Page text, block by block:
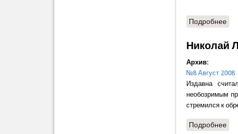
Подробнее
Николай
Архив:
№8 Август 2008
Издавна
необозримым
стремился к
Подробнее